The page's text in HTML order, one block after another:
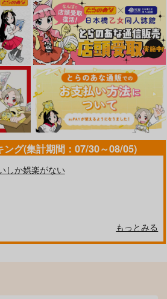
ング(集計期間：07/30～08/05)
しか娯楽がない
もっとみる